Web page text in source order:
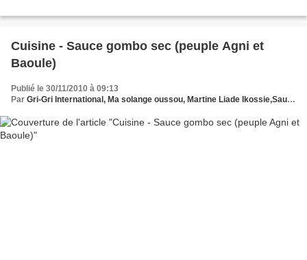
Cuisine - Sauce gombo sec (peuple Agni et
Baoule)
Publié le 30/11/2010 à 09:13
Par Gri-Gri International, Ma solange oussou, Martine Liade Ikossie,Sauce gombo sec (peuple Agni et Baoule)